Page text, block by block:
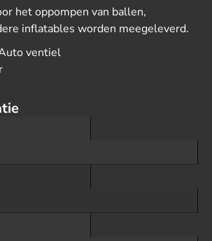
het oppompen van ballen,
inflatables worden meegeleverd.
ventiel